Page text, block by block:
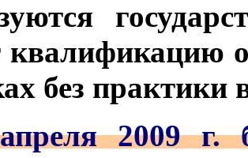
квалификацию
без практики
2009 г.